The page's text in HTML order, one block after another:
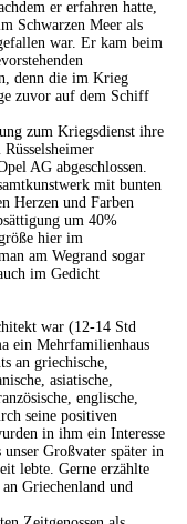
er erfahren hatte,
Schwarzen Meer als
war. Er kam beim
denn die im Krieg
zuvor auf dem Schiff
zum Kriegsdienst ihre
AG abgeschlossen.
mit bunten
Herzen und Farben
um 40%
hier im
am Wegrand sogar
im Gedicht
war (12-14 Std
ein Mehrfamilienhaus
an griechische,
asiatische,
englische,
seine positiven
in ihm ein Interesse
Großvater später in
lebte. Gerne erzählte
Griechenland und